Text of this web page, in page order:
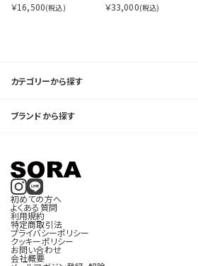
￥16,500(税込)
￥33,000(税込)
カテゴリーから探す
ブランドから探す
初めての方へ
よくある質問
利用規約
特定商取引法
プライバシーポリシー
クッキーポリシー
お問い合わせ
会社概要